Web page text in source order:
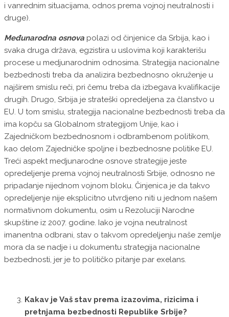
i vanrednim situacijama, odnos prema vojnoj neutralnosti i
druge).
Međunarodna osnova polazi od činjenice da Srbija, kao i
svaka druga država, egzistira u uslovima koji karakterišu
procese u medjunarodnim odnosima. Strategija nacionalne
bezbednosti treba da analizira bezbednosno okruženje u
najširem smislu reči, pri čemu treba da izbegava kvalifikacije
drugih. Drugo, Srbija je strateški opredeljena za članstvo u
EU. U tom smislu, strategija nacionalne bezbednosti treba da
ima kopču sa Globalnom strategijom Unije, kao i
Zajedničkom bezbednosnom i odbrambenom politikom,
kao delom Zajedničke spoljne i bezbednosne politike EU.
Treći aspekt medjunarodne osnove strategije jeste
opredeljenje prema vojnoj neutralnosti Srbije, odnosno ne
pripadanje nijednom vojnom bloku. Činjenica je da takvo
opredeljenje nije eksplicitno utvrdjeno niti u jednom našem
normativnom dokumentu, osim u Rezoluciji Narodne
skupštine iz 2007. godine. Iako je vojna neutralnost
imanentna odbrani, stav o takvom opredeljenju naše zemlje
mora da se nadje i u dokumentu strategija nacionalne
bezbednosti, jer je to političko pitanje par exelans.
Kakav je Vaš stav prema izazovima, rizicima i
pretnjama bezbednosti Republike Srbije?